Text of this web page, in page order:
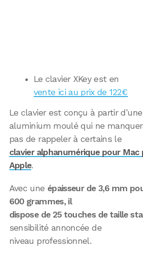
Le clavier XKey est en
vente ici au prix de 122€
Le clavier est conçu à partir
aluminium moulé qui ne
pas de rappeler à certains le
clavier alphanumérique pour Mac
Apple.
Avec une épaisseur de 3,6 mm
600 grammes, il
dispose de 25 touches de taille
sensibilité annoncée de
niveau professionnel.